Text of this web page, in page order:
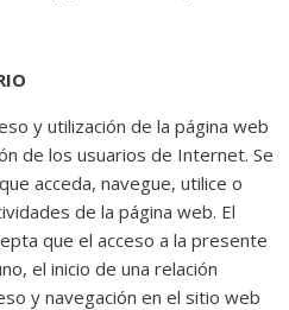
y utilización de la página web
de los usuarios de Internet. Se
acceda, navegue, utilice o
de la página web. El
que el acceso a la presente
el inicio de una relación
y navegación en el sitio web